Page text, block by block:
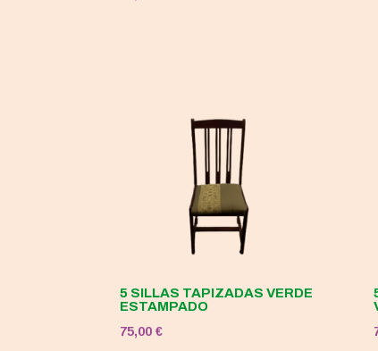
5 SILLAS TAPIZADAS VERDE
ESTAMPADO
75,00€